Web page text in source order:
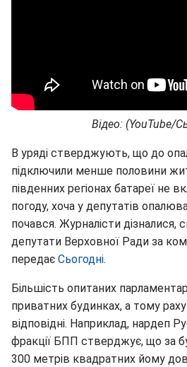
Відео: (YouTube/
В уряді стверджують, що до
підключили менше половини
південних регіонах батареї не
погоду, хоча у депутатів
почався. Журналісти дізналися,
депутати Верховної Ради за
передає Сьогодні.
Більшість опитаних
приватних будинках, а тому
відповідні. Наприклад, нардеп
фракції БПП стверджує, що за
300 метрів квадратних йому